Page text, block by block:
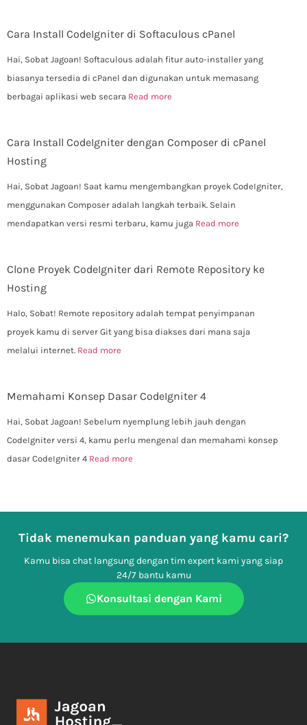
Cara Install CodeIgniter di Softaculous cPanel
Hai, Sobat Jagoan! Softaculous adalah fitur auto-installer yang
biasanya tersedia di cPanel dan digunakan untuk memasang
berbagai aplikasi web secara Read more
Cara Install CodeIgniter dengan Composer di cPanel
Hosting
Hai, Sobat Jagoan! Saat kamu mengembangkan proyek CodeIgniter,
menggunakan Composer adalah langkah terbaik. Selain
mendapatkan versi resmi terbaru, kamu juga Read more
Clone Proyek CodeIgniter dari Remote Repository ke
Hosting
Halo, Sobat! Remote repository adalah tempat penyimpanan
proyek kamu di server Git yang bisa diakses dari mana saja
melalui internet. Read more
Memahami Konsep Dasar CodeIgniter 4
Hai, Sobat Jagoan! Sebelum nyemplung lebih jauh dengan
CodeIgniter versi 4, kamu perlu mengenal dan memahami konsep
dasar CodeIgniter 4 Read more
Tidak menemukan panduan yang kamu cari?
Kamu bisa chat langsung dengan tim expert kami yang siap
24/7 bantu kamu
Konsultasi dengan Kami